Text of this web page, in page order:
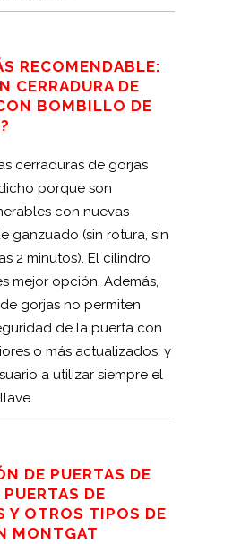
RECOMENDABLE:
CERRADURA DE
BOMBILLO DE
cerraduras de gorjas
porque son
con nuevas
ganzuado (sin rotura, sin
2 minutos). El cilindro
mejor opción. Además,
gorjas no permiten
de la puerta con
o más actualizados, y
a utilizar siempre el
DE PUERTAS DE
DE
Y OTROS TIPOS DE
MONTGAT